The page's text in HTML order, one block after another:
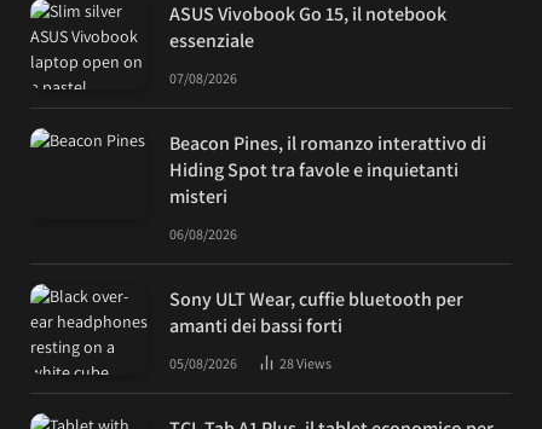
ASUS Vivobook Go 15, il notebook
essenziale
07/08/2026
Beacon Pines, il romanzo interattivo di
Hiding Spot tra favole e inquietanti
misteri
06/08/2026
Sony ULT Wear, cuffie bluetooth per
amanti dei bassi forti
05/08/2026 28Views